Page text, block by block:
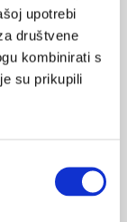
upotrebi
društvene
kombinirati s
su prikupili